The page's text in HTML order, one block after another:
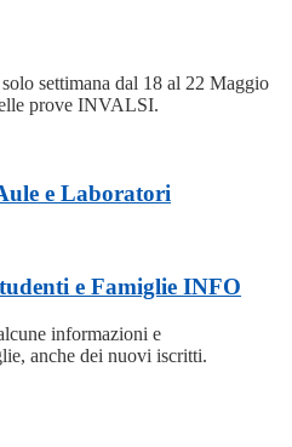
settimana dal 18 al 22 Maggio
prove INVALSI.
e Laboratori
e Famiglie INFO
informazioni e
anche dei nuovi iscritti.